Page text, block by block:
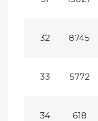
32 8745
33 5772
34 618